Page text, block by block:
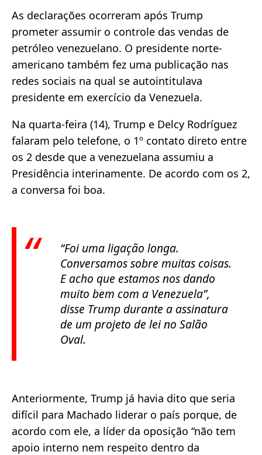
As declarações ocorreram após Trump
prometer assumir o controle das vendas de
petróleo venezuelano. O presidente norte-
americano também fez uma publicação nas
redes sociais na qual se autointitulava
presidente em exercício da Venezuela.
Na quarta-feira (14), Trump e Delcy Rodríguez
falaram pelo telefone, o 1º contato direto entre
os 2 desde que a venezuelana assumiu a
Presidência interinamente. De acordo com os 2,
a conversa foi boa.
“Foi uma ligação longa.
Conversamos sobre muitas coisas.
E acho que estamos nos dando
muito bem com a Venezuela”,
disse Trump durante a assinatura
de um projeto de lei no Salão
Oval.
Anteriormente, Trump já havia dito que seria
difícil para Machado liderar o país porque, de
acordo com ele, a líder da oposição “não tem
apoio interno nem respeito dentro da